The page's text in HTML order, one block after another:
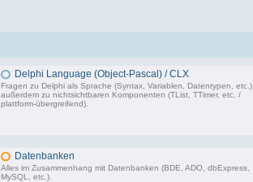
Delphi Language (Object-Pascal) / CLX
Fragen zu Delphi als Sprache (Syntax, Variablen, Datentypen, etc.),
außerdem zu nichtsichtbaren Komponenten (TList, TTimer, etc. /
plattform-übergreifend).
Datenbanken
Alles im Zusammenhang mit Datenbanken (BDE, ADO, dbExpress,
MySQL, etc.).